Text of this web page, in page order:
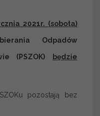
2021r. (sobota)
Odpadów
(PSZOK) będzie
pozostają bez